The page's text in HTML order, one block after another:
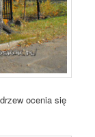
ocenia się